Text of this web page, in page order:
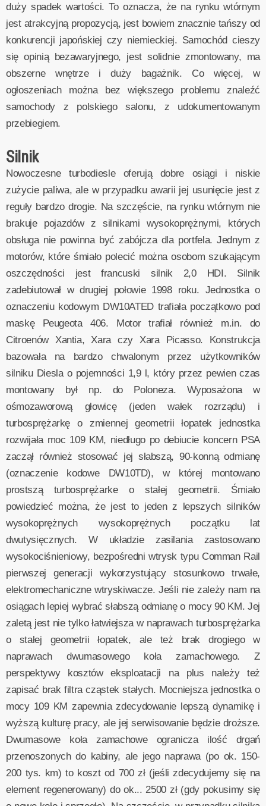
duży spadek wartości. To oznacza, że na rynku wtórnym
jest atrakcyjną propozycją, jest bowiem znacznie tańszy od
konkurencji japońskiej czy niemieckiej. Samochód cieszy
się opinią bezawaryjnego, jest solidnie zmontowany, ma
obszerne wnętrze i duży bagażnik. Co więcej, w
ogłoszeniach można bez większego problemu znaleźć
samochody z polskiego salonu, z udokumentowanym
przebiegiem.
Silnik
Nowoczesne turbodiesle oferują dobre osiągi i niskie
zużycie paliwa, ale w przypadku awarii jej usunięcie jest z
reguły bardzo drogie. Na szczęście, na rynku wtórnym nie
brakuje pojazdów z silnikami wysokoprężnymi, których
obsługa nie powinna być zabójcza dla portfela. Jednym z
motorów, które śmiało polecić można osobom szukającym
oszczędności jest francuski silnik 2,0 HDI. Silnik
zadebiutował w drugiej połowie 1998 roku. Jednostka o
oznaczeniu kodowym DW10ATED trafiała początkowo pod
maskę Peugeota 406. Motor trafiał również m.in. do
Citroenów Xantia, Xara czy Xara Picasso. Konstrukcja
bazowała na bardzo chwalonym przez użytkowników
silniku Diesla o pojemności 1,9 l, który przez pewien czas
montowany był np. do Poloneza. Wyposażona w
ośmozaworową głowicę (jeden wałek rozrządu) i
turbosprężarkę o zmiennej geometrii łopatek jednostka
rozwijała moc 109 KM, niedługo po debiucie koncern PSA
zaczął również stosować jej słabszą, 90-konną odmianę
(oznaczenie kodowe DW10TD), w której montowano
prostszą turbosprężarke o stałej geometrii. Śmiało
powiedzieć można, że jest to jeden z lepszych silników
wysokoprężnych wysokoprężnych początku lat
dwutysięcznych. W układzie zasilania zastosowano
wysokociśnieniowy, bezpośredni wtrysk typu Comman Rail
pierwszej generacji wykorzystujący stosunkowo trwałe,
elektromechaniczne wtryskiwacze. Jeśli nie zależy nam na
osiągach lepiej wybrać słabszą odmianę o mocy 90 KM. Jej
zaletą jest nie tylko łatwiejsza w naprawach turbosprężarka
o stałej geometrii łopatek, ale też brak drogiego w
naprawach dwumasowego koła zamachowego. Z
perspektywy kosztów eksploatacji na plus należy też
zapisać brak filtra cząstek stałych. Mocniejsza jednostka o
mocy 109 KM zapewnia zdecydowanie lepszą dynamikę i
wyższą kulturę pracy, ale jej serwisowanie będzie droższe.
Dwumasowe koła zamachowe ogranicza ilość drgań
przenoszonych do kabiny, ale jego naprawa (po ok. 150-
200 tys. km) to koszt od 700 zł (jeśli zdecydujemy się na
element regenerowany) do ok... 2500 zł (gdy pokusimy się